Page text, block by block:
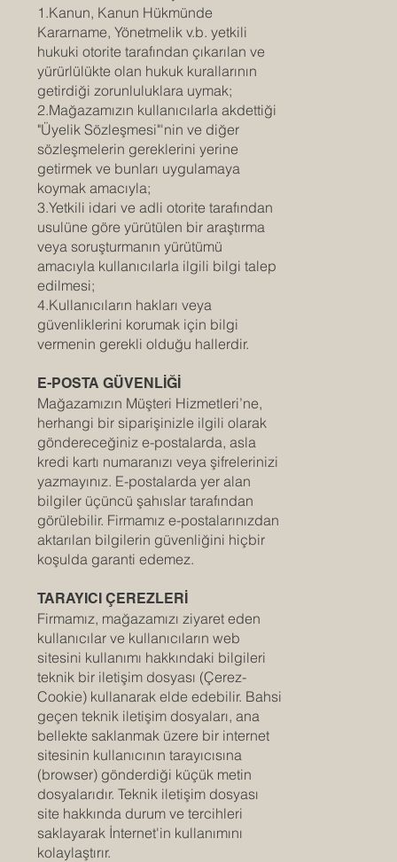
1.Kanun, Kanun Hükmünde
Kararname, Yönetmelik v.b. yetkili
hukuki otorite tarafından çıkarılan ve
yürürlülükte olan hukuk kurallarının
getirdiği zorunluluklara uymak;
2.Mağazamızın kullanıcılarla akdettiği
"Üyelik Sözleşmesi"'nin ve diğer
sözleşmelerin gereklerini yerine
getirmek ve bunları uygulamaya
koymak amacıyla;
3.Yetkili idari ve adli otorite tarafından
usulüne göre yürütülen bir araştırma
veya soruşturmanın yürütümü
amacıyla kullanıcılarla ilgili bilgi talep
edilmesi;
4.Kullanıcıların hakları veya
güvenliklerini korumak için bilgi
vermenin gerekli olduğu hallerdir.
E-POSTA GÜVENLİĞİ
Mağazamızın Müşteri Hizmetleri’ne,
herhangi bir siparişinizle ilgili olarak
göndereceğiniz e-postalarda, asla
kredi kartı numaranızı veya şifrelerinizi
yazmayınız. E-postalarda yer alan
bilgiler üçüncü şahıslar tarafından
görülebilir. Firmamız e-postalarınızdan
aktarılan bilgilerin güvenliğini hiçbir
koşulda garanti edemez.
TARAYICI ÇEREZLERİ
Firmamız, mağazamızı ziyaret eden
kullanıcılar ve kullanıcıların web
sitesini kullanımı hakkındaki bilgileri
teknik bir iletişim dosyası (Çerez-
Cookie) kullanarak elde edebilir. Bahsi
geçen teknik iletişim dosyaları, ana
bellekte saklanmak üzere bir internet
sitesinin kullanıcının tarayıcısına
(browser) gönderdiği küçük metin
dosyalarıdır. Teknik iletişim dosyası
site hakkında durum ve tercihleri
saklayarak İnternet'in kullanımını
kolaylaştırır.